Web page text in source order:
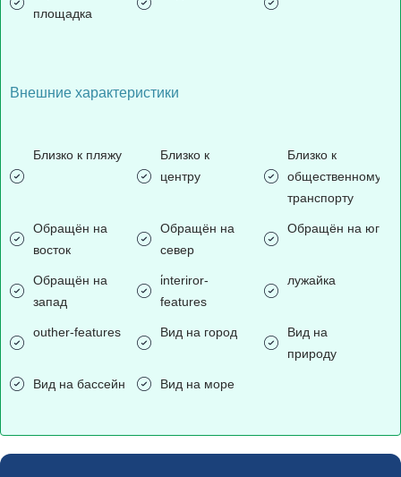
площадка
Внешние характеристики
Близко к пляжу
Близко к
центру
Близко к
общественному
транспорту
Обращён на
восток
Обращён на
север
Обращён на юг
Обращён на
запад
i̇nteriror-
features
лужайка
outher-features Вид на город
Вид на
природу
Вид на бассейн Вид на море